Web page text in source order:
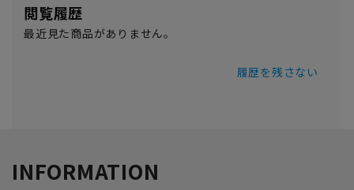
閲覧履歴
最近見た商品がありません。
履歴を残さない
INFORMATION